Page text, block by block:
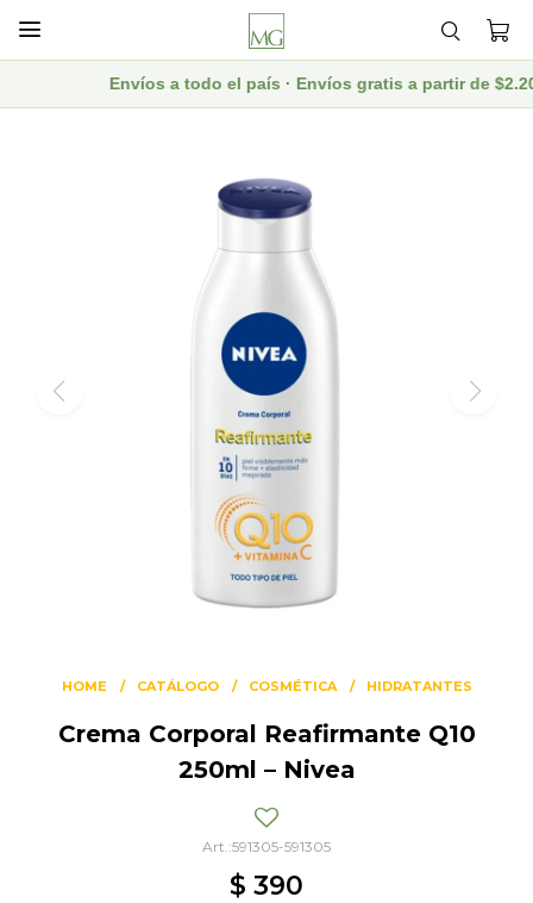

Envíos a todo el país · Envíos gratis a partir de
HOME CATÁLOGO COSMÉTICA HIDRATANTES
Crema Corporal Reafirmante Q10
250ml – Nivea
591305-591305
$ 390